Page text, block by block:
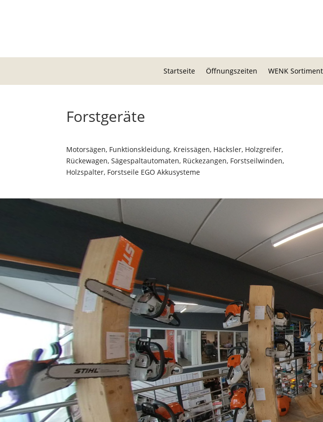
Startseite Öffnungszeiten WENK Sortiment
Forstgeräte
Motorsägen, Funktionskleidung, Kreissägen, Häcksler, Holzgreifer,
Rückewagen, Sägespaltautomaten, Rückezangen, Forstseilwinden,
Holzspalter, Forstseile EGO Akkusysteme